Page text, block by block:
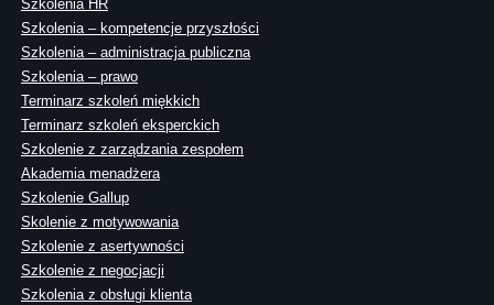
Szkolenia HR
Szkolenia – kompetencje przyszłości
Szkolenia – administracja publiczna
Szkolenia – prawo
Terminarz szkoleń miękkich
Terminarz szkoleń eksperckich
Szkolenie z zarządzania zespołem
Akademia menadżera
Szkolenie Gallup
Skolenie z motywowania
Szkolenie z asertywności
Szkolenie z negocjacji
Szkolenia z obsługi klienta